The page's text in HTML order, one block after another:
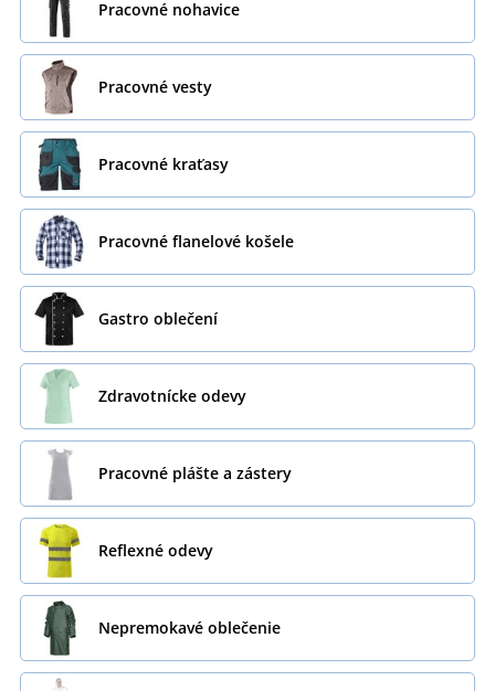
Pracovné nohavice
Pracovné vesty
Pracovné kraťasy
Pracovné flanelové košele
Gastro oblečení
Zdravotnícke odevy
Pracovné plášte a zástery
Reflexné odevy
Nepremokavé oblečenie